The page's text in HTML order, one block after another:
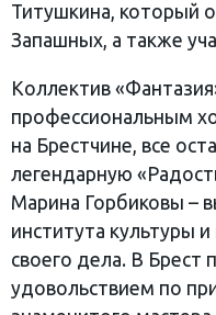
Титушкина, который
Запашных, а также
Коллектив
профессиональным
на Брестчине, все
легендарную
Марина Горбиковы –
института культуры
своего дела. В Брест
удовольствием по